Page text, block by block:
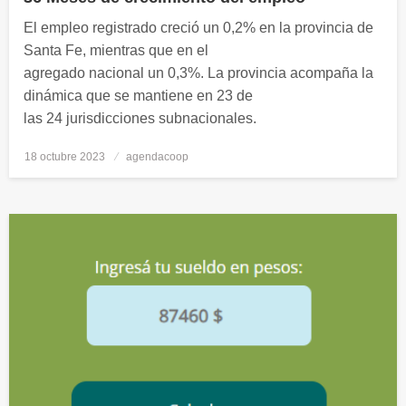
El empleo registrado creció un 0,2% en la provincia de
Santa Fe, mientras que en el
agregado nacional un 0,3%. La provincia acompaña la
dinámica que se mantiene en 23 de
las 24 jurisdicciones subnacionales.
Publicado
18 octubre 2023 agendacoop